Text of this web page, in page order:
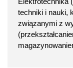
techniki i nauki,
związanymi z